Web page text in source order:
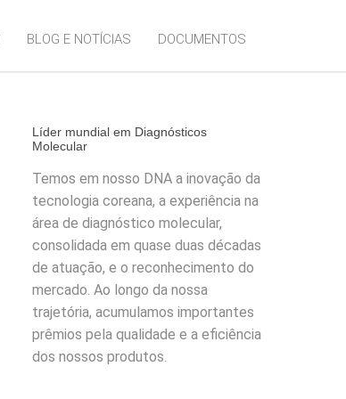
BLOG E NOTÍCIAS DOCUMENTOS
Líder mundial em Diagnósticos
Molecular
Temos em nosso DNA a inovação da
tecnologia coreana, a experiência na
área de diagnóstico molecular,
consolidada em quase duas décadas
de atuação, e o reconhecimento do
mercado. Ao longo da nossa
trajetória, acumulamos importantes
prêmios pela qualidade e a eficiência
dos nossos produtos.